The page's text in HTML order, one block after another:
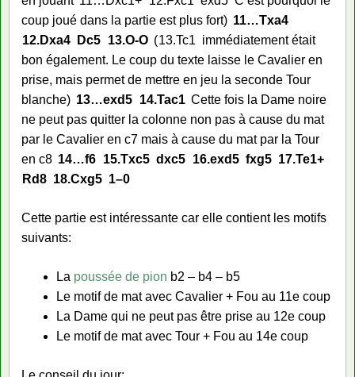
coup joué dans la partie est plus fort
11…Txa4
12.Dxa4 Dc5 13.O-O 13.Tc1 immédiatement était
bon également. Le coup du texte laisse le Cavalier en
prise, mais permet de mettre en jeu la seconde Tour
blanche
13…exd5 14.Tac1 Cette fois la Dame noire
ne peut pas quitter la colonne non pas à cause du mat
par le Cavalier en c7 mais à cause du mat par la Tour
en c8 14…f6 15.Txc5 dxc5 16.exd5 fxg5 17.Te1+
Rd8 18.Cxg5 1–0
Cette partie est intéressante car elle contient les motifs
suivants:
La poussée de pion b2 – b4 – b5
Le motif de mat avec Cavalier + Fou au 11e coup
La Dame qui ne peut pas être prise au 12e coup
Le motif de mat avec Tour + Fou au 14e coup